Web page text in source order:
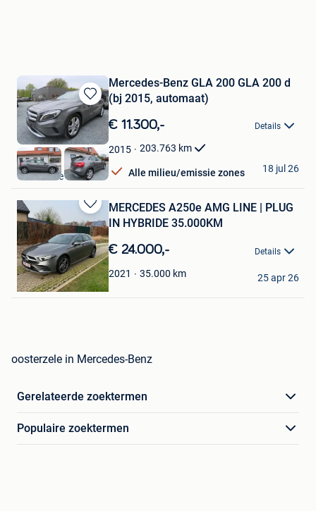
Bewaren
in
Mijn
Favorieten
Mercedes-Benz GLA 200 GLA 200 d
(bj 2015, automaat)
€ 11.300,- Details
2015 203.763 km
Alle milieu/emissie zones
PGN BV
Oosterzele
18 jul 26
Bewaren
in
Mijn
Favorieten
MERCEDES A250e AMG LINE | PLUG
IN HYBRIDE 35.000KM
€ 24.000,- Details
2021 35.000 km
Mojo
Oosterzele
25 apr 26
oosterzele in Mercedes-Benz
Gerelateerde zoektermen
Populaire zoektermen